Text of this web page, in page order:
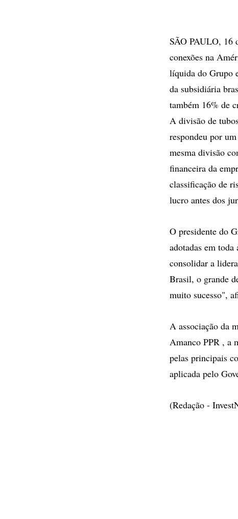
SÃO PAULO, 16
conexões na
líquida do Grupo
da subsidiária
também 16% de
A divisão de
respondeu por
mesma divisão
financeira da
classificação de
lucro antes dos
O presidente do
adotadas em
consolidar a
Brasil, o grande
muito sucesso",
A associação da
Amanco PPR , a
pelas principais
aplicada pelo
(Redação -